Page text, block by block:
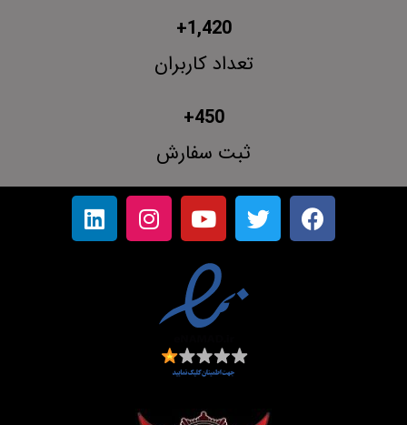
1,420
+
تعداد کاربران
450
+
ثبت سفارش